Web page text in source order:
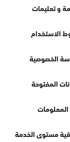
و تعليمات
الاستخدام
الخصوصية
المفتوحة
مستوى الخدمة